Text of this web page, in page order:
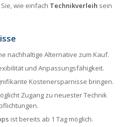
wie einfach Technikverleih sein
nachhaltige Alternative zum Kauf.
und Anpassungsfähigkeit.
Kostenersparnisse bringen.
Zugang zu neuester Technik
ist bereits ab 1 Tag möglich.